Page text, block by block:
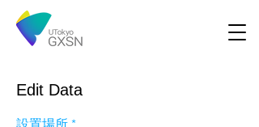
Edit Data
設置場所